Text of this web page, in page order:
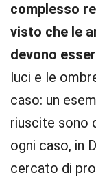
complesso
visto che le
devono
luci e le
caso: un
riuscite sono
ogni caso, in
cercato di